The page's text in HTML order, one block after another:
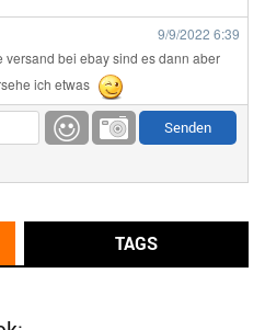
9/9/2022 6:39
versand bei ebay sind es dann aber
ich etwas
9/1/20226:17
TAGS